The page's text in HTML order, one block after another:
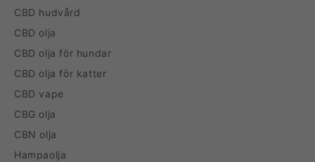
CBD hudvård
CBD olja
CBD olja för hundar
CBD olja för katter
CBD vape
CBG olja
CBN olja
Hampaolja